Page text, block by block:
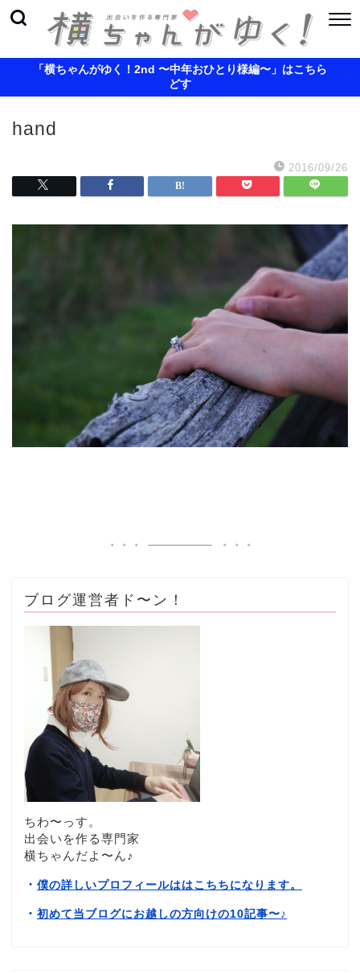
「横ちゃんがゆく！2nd 〜中年おひとり様編〜」はこちら
どす
hand
2016/09/26
ブログ運営者ド〜ン！
ちわ〜っす。
出会いを作る専門家
横ちゃんだよ〜ん♪
・ 僕の詳しいプロフィールははこちちになります。
・ 初めて当ブログにお越しの方向けの10記事〜♪